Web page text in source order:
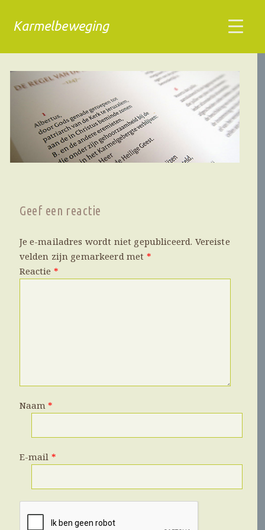
Geef een reactie
Je e-mailadres wordt niet gepubliceerd. Vereiste
velden zijn gemarkeerd met *
Reactie *
Naam*
E-mail *
Karmelbeweging